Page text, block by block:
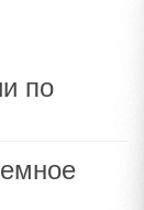
по